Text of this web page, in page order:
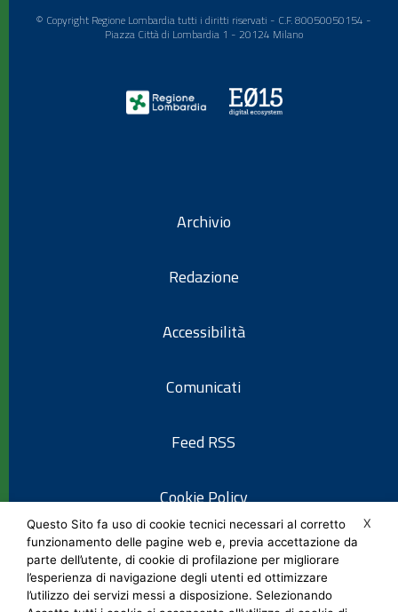
© Copyright Regione Lombardia tutti i diritti riservati - C.F. 80050050154 -
Piazza Città di Lombardia 1 - 20124 Milano
Archivio
Redazione
Accessibilità
Comunicati
Feed RSS
Cookie Policy
Informativa privacy
Note legali
X
Questo Sito fa uso di cookie tecnici necessari al corretto
funzionamento delle pagine web e, previa accettazione da
parte dell’utente, di cookie di profilazione per migliorare
l’esperienza di navigazione degli utenti ed ottimizzare
l’utilizzo dei servizi messi a disposizione. Selezionando